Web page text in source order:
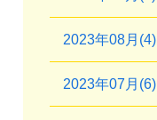
2023年08月(4)
2023年07月(6)